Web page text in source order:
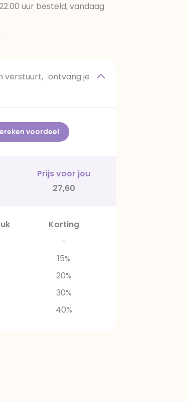
uur besteld, vandaag
verstuurt, ontvang je
voordeel
Prijs voor jou
27,60
Korting
-
15%
20%
30%
40%